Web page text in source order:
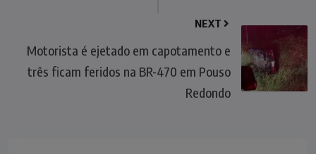
NEXT
Motorista é ejetado em capotamento e
três ficam feridos na BR-470 em Pouso
Redondo